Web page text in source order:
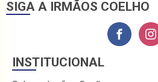
SIGA A IRMÃOS COELHO
INSTITUCIONAL